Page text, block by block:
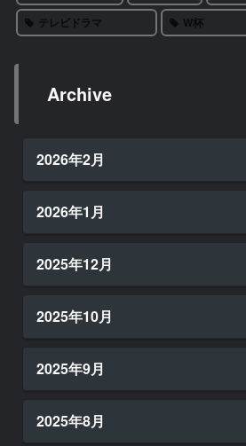
テレビドラマ
W杯
Archive
2026年2月
2026年1月
2025年12月
2025年10月
2025年9月
2025年8月